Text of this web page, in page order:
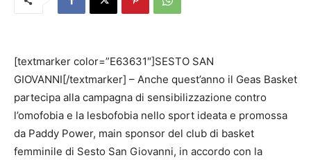
[textmarker color=”E63631″]SESTO SAN
GIOVANNI[/textmarker] – Anche quest’anno il Geas Basket
partecipa alla campagna di sensibilizzazione contro
l’omofobia e la lesbofobia nello sport ideata e promossa
da Paddy Power, main sponsor del club di basket
femminile di Sesto San Giovanni, in accordo con la